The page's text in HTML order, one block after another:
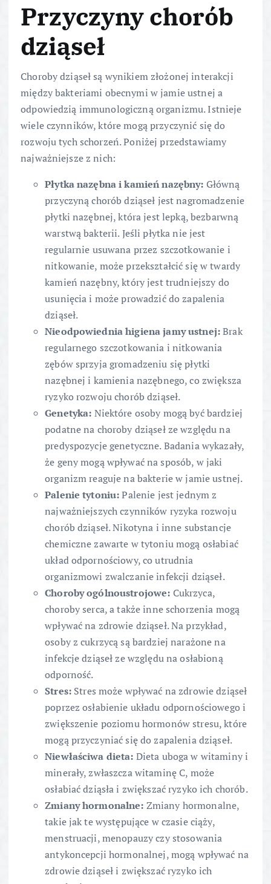
Przyczyny chorób
dziąseł
Choroby dziąseł są wynikiem złożonej interakcji
między bakteriami obecnymi w jamie ustnej a
odpowiedzią immunologiczną organizmu. Istnieje
wiele czynników, które mogą przyczynić się do
rozwoju tych schorzeń. Poniżej przedstawiamy
najważniejsze z nich:
Płytka nazębna i kamień nazębny: Główną
przyczyną chorób dziąseł jest nagromadzenie
płytki nazębnej, która jest lepką, bezbarwną
warstwą bakterii. Jeśli płytka nie jest
regularnie usuwana przez szczotkowanie i
nitkowanie, może przekształcić się w twardy
kamień nazębny, który jest trudniejszy do
usunięcia i może prowadzić do zapalenia
dziąseł.
Nieodpowiednia higiena jamy ustnej:Brak
regularnego szczotkowania i nitkowania
zębów sprzyja gromadzeniu się płytki
nazębnej i kamienia nazębnego, co zwiększa
ryzyko rozwoju chorób dziąseł.
Genetyka: Niektóre osoby mogą być bardziej
podatne na choroby dziąseł ze względu na
predyspozycje genetyczne. Badania wykazały,
że geny mogą wpływać na sposób, w jaki
organizm reaguje na bakterie w jamie ustnej.
Palenie tytoniu:Palenie jest jednym z
najważniejszych czynników ryzyka rozwoju
chorób dziąseł. Nikotyna i inne substancje
chemiczne zawarte w tytoniu mogą osłabiać
układ odpornościowy, co utrudnia
organizmowi zwalczanie infekcji dziąseł.
Choroby ogólnoustrojowe: Cukrzyca,
choroby serca, a także inne schorzenia mogą
wpływać na zdrowie dziąseł. Na przykład,
osoby z cukrzycą są bardziej narażone na
infekcje dziąseł ze względu na osłabioną
odporność.
Stres:Stres może wpływać na zdrowie dziąseł
poprzez osłabienie układu odpornościowego i
zwiększenie poziomu hormonów stresu, które
mogą przyczyniać się do zapalenia dziąseł.
Niewłaściwa dieta: Dieta uboga w witaminy i
minerały, zwłaszcza witaminę C, może
osłabiać dziąsła i zwiększać ryzyko ich chorób.
Zmiany hormonalne: Zmiany hormonalne,
takie jak te występujące w czasie ciąży,
menstruacji, menopauzy czy stosowania
antykoncepcji hormonalnej, mogą wpływać na
zdrowie dziąseł i zwiększać ryzyko ich